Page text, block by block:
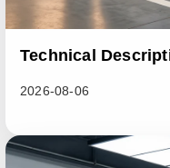
Technical
2026-08-06